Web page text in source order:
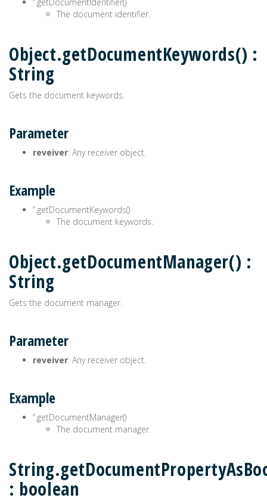
The document identifier.
Object.getDocumentKeywords() :
String
Gets the document keywords.
Parameter
reveiver: Any receiver object.
Example
’‘.getDocumentKeywords()
The document keywords.
Object.getDocumentManager() :
String
Gets the document manager.
Parameter
reveiver: Any receiver object.
Example
’‘.getDocumentManager()
The document manager.
: boolean